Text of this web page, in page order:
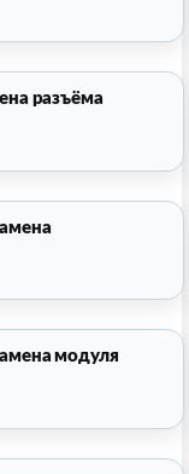
разъёма
модуля